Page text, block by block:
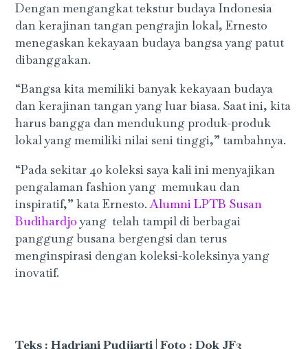
Dengan mengangkat tekstur budaya Indonesia
dan kerajinan tangan pengrajin lokal, Ernesto
menegaskan kekayaan budaya bangsa yang patut
dibanggakan.
“Bangsa kita memiliki banyak kekayaan budaya
dan kerajinan tangan yang luar biasa. Saat ini, kita
harus bangga dan mendukung produk-produk
lokal yang memiliki nilai seni tinggi,” tambahnya.
“Pada sekitar 40 koleksi saya kali ini menyajikan
pengalaman fashion yang memukau dan
inspiratif,” kata Ernesto.Alumni LPTB Susan
Budihardjoyang telah tampil di berbagai
panggung busana bergengsi dan terus
menginspirasi dengan koleksi-koleksinya yang
inovatif.
Teks : Hadriani Pudjiarti|Foto : Dok JF3